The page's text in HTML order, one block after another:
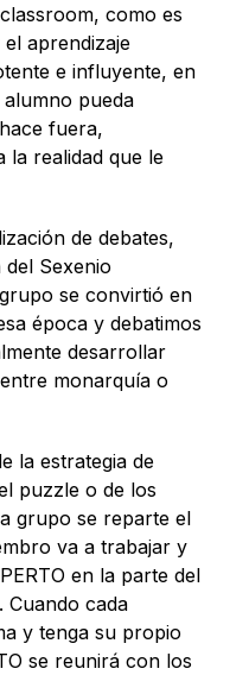
como es
aprendizaje
e influyente, en
pueda
fuera,
la realidad que le
de debates,
Sexenio
se convirtió en
época y debatimos
desarrollar
monarquía o
la estrategia de
puzzle o de los
grupo se reparte el
va a trabajar y
en la parte del
Cuando cada
y tenga su propio
se reunirá con los